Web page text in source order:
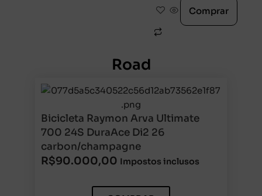
Comprar
Road
Bicicleta Raymon Arva Ultimate
700 24S DuraAce Di2 26
carbon/champagne
R$90.000,00 Impostos inclusos